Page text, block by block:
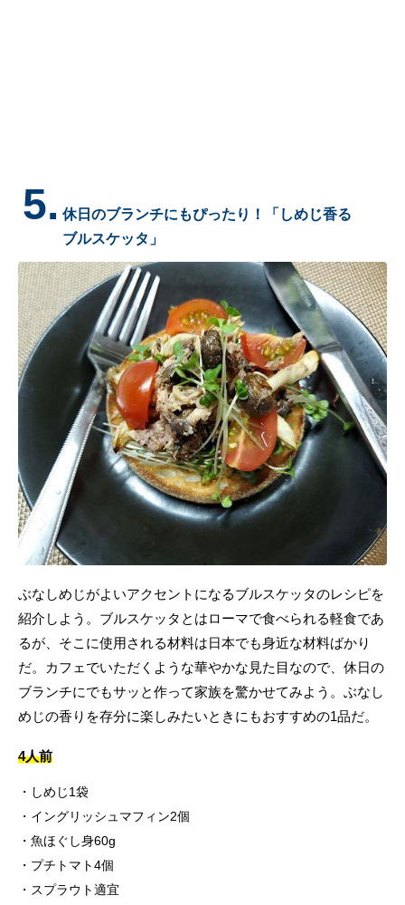
5. 休日のブランチにもぴったり！「しめじ香る
ブルスケッタ」
ぶなしめじがよいアクセントになるブルスケッタのレシピを
紹介しよう。ブルスケッタとはローマで食べられる軽食であ
るが、そこに使用される材料は日本でも身近な材料ばかり
だ。カフェでいただくような華やかな見た目なので、休日の
ブランチにでもサッと作って家族を驚かせてみよう。ぶなし
めじの香りを存分に楽しみたいときにもおすすめの1品だ。
4人前
しめじ1袋
イングリッシュマフィン2個
魚ほぐし身60g
プチトマト4個
スプラウト適宜